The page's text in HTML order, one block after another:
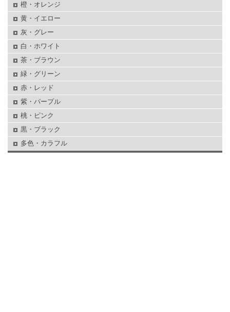
橙・オレンジ
黄・イエロー
灰・グレー
白・ホワイト
茶・ブラウン
緑・グリーン
赤・レッド
紫・パープル
桃・ピンク
黒・ブラック
多色・カラフル